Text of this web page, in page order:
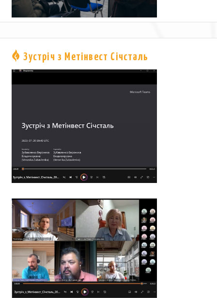
Зустріч з Метінвест Січсталь